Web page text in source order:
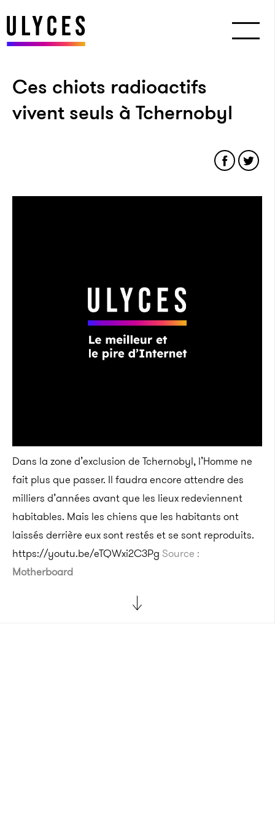
Ces chiots radioactifs
vivent seuls à Tchernobyl
Dans la zone d’exclusion de Tchernobyl, l’Homme ne
fait plus que passer. Il faudra encore attendre des
milliers d’années avant que les lieux redeviennent
habitables. Mais les chiens que les habitants ont
laissés derrière eux sont restés et se sont reproduits.
https://youtu.be/eTQWxi2C3Pg Source :
Motherboard